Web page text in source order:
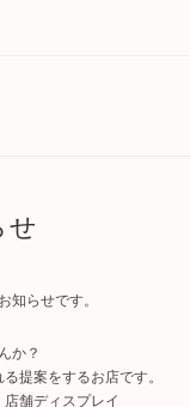
せ
らせです。
か？
提案をするお店です。
舗ディスプレイ